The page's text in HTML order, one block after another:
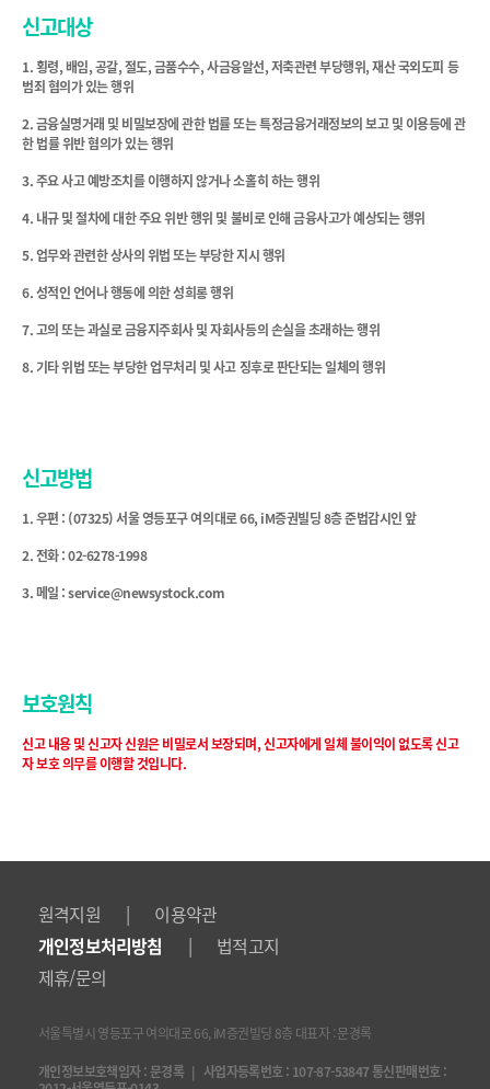
신고대상
1. 횡령, 배임, 공갈, 절도, 금품수수, 사금융알선, 저축관련 부당행위, 재산 국외도피 등
범죄 혐의가 있는 행위
2. 금융실명거래 및 비밀보장에 관한 법률 또는 특정금융거래정보의 보고 및 이용등에 관
한 법률 위반 혐의가 있는 행위
3. 주요 사고 예방조치를 이행하지 않거나 소홀히 하는 행위
4. 내규 및 절차에 대한 주요 위반 행위 및 불비로 인해 금융사고가 예상되는 행위
5. 업무와 관련한 상사의 위법 또는 부당한 지시 행위
6. 성적인 언어나 행동에 의한 성희롱 행위
7. 고의 또는 과실로 금융지주회사 및 자회사등의 손실을 초래하는 행위
8. 기타 위법 또는 부당한 업무처리 및 사고 징후로 판단되는 일체의 행위
신고방법
1. 우편 : (07325) 서울 영등포구 여의대로 66, iM증권빌딩 8층 준법감시인 앞
2. 전화 : 02-6278-1998
3. 메일 : service@newsystock.com
보호원칙
신고 내용 및 신고자 신원은 비밀로서 보장되며, 신고자에게 일체 불이익이 없도록 신고
자 보호 의무를 이행할 것입니다.
원격지원 |
이용약관
개인정보처리방침
|
법적고지
제휴/문의
서울특별시 영등포구 여의대로 66, iM증권빌딩 8층 대표자 : 문경록
개인정보보호책임자 : 문경록 | 사업자등록번호 : 107-87-53847 통신판매번호 :